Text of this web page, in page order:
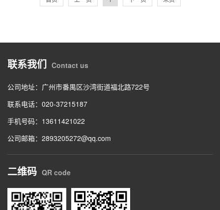
联系我们 Contact us
公司地址：广州市番禺区沙湾街道福北路722号
联系电话：020-37215187
手机号码：13611421022
公司邮箱：2893205272@qq.com
二维码 QR code